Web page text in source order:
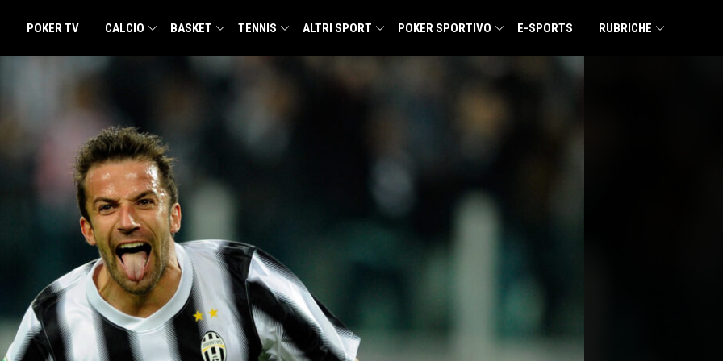
POKER TV CALCIO BASKET TENNIS ALTRI SPORT POKER SPORTIVO E-SPORTS RUBRICHE